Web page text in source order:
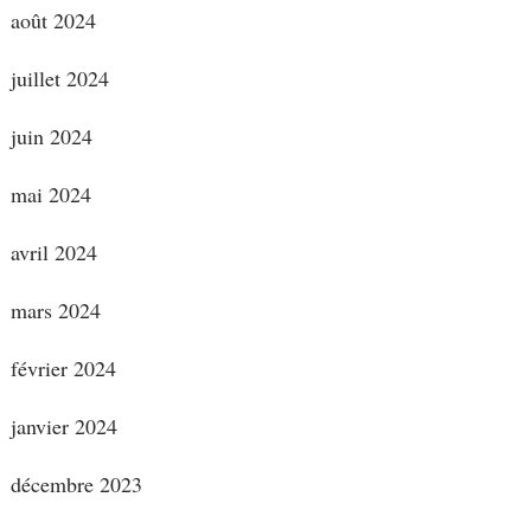
août 2024
juillet 2024
juin 2024
mai 2024
avril 2024
mars 2024
février 2024
janvier 2024
décembre 2023